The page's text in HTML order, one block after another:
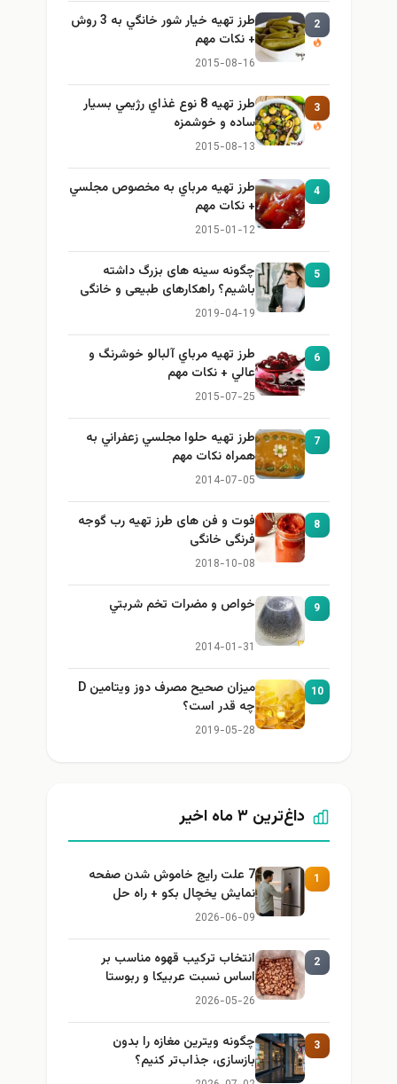
طرز تهيه خیار شور خانگي به 3 روش
+ نكات مهم
2015-08-16
طرز تهيه 8 نوع غذاي رژيمي بسيار
ساده و خوشمزه
2015-08-13
طرز تهيه مرباي به مخصوص مجلسي
+ نكات مهم
2015-01-12
چگونه سینه های بزرگ داشته
باشیم؟ راهکارهای طبیعی و خانگی
برای بزرگ کردن سینه
2019-04-19
طرز تهيه مرباي آلبالو خوشرنگ و
عالي + نكات مهم
2015-07-25
طرز تهيه حلوا مجلسي زعفراني به
همراه نكات مهم
2014-07-05
فوت و فن های طرز تهیه رب گوجه
فرنگی خانگی
2018-10-08
خواص و مضرات تخم شربتي
2014-01-31
میزان صحیح مصرف دوز ویتامین D
چه قدر است؟
2019-05-28
داغ‌ترین ۳ ماه اخیر
7 علت رایج خاموش شدن صفحه
نمایش یخچال بکو + راه حل
2026-06-09
انتخاب ترکیب قهوه مناسب بر
اساس نسبت عربیکا و ربوستا
2026-05-26
چگونه ویترین مغازه را بدون
بازسازی، جذاب‌تر کنیم؟